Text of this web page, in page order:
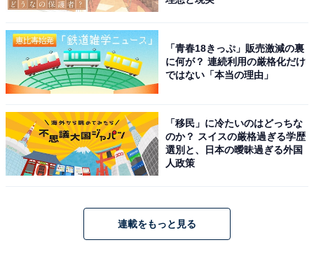
「青春18きっぷ」販売激減の裏
に何が？ 連続利用の厳格化だけ
ではない「本当の理由」
「移民」に冷たいのはどっちな
のか？ スイスの厳格過ぎる学歴
選別と、日本の曖昧過ぎる外国
人政策
連載をもっと見る